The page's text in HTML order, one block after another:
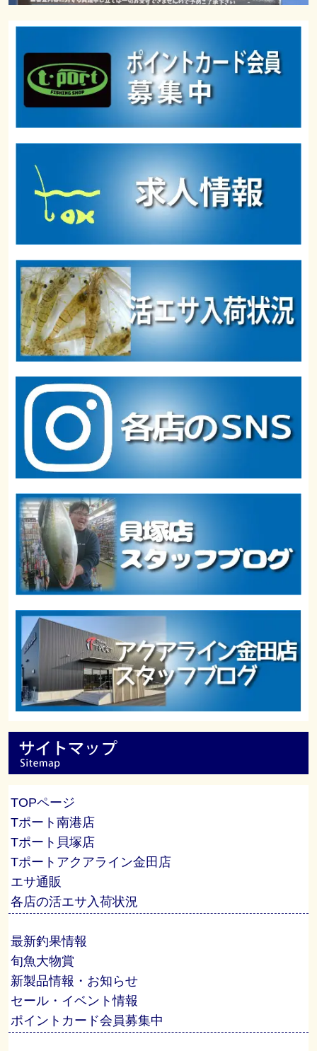
TOPページ
Tポート南港店
Tポート貝塚店
Tポートアクアライン金田店
エサ通販
各店の活エサ入荷状況
最新釣果情報
旬魚大物賞
新製品情報・お知らせ
セール・イベント情報
ポイントカード会員募集中